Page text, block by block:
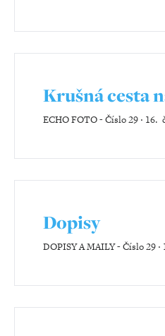
Krušná cesta
ECHO FOTO-Číslo 29 ‧ 16.
Dopisy
DOPISY A MAILY-Číslo 29 ‧